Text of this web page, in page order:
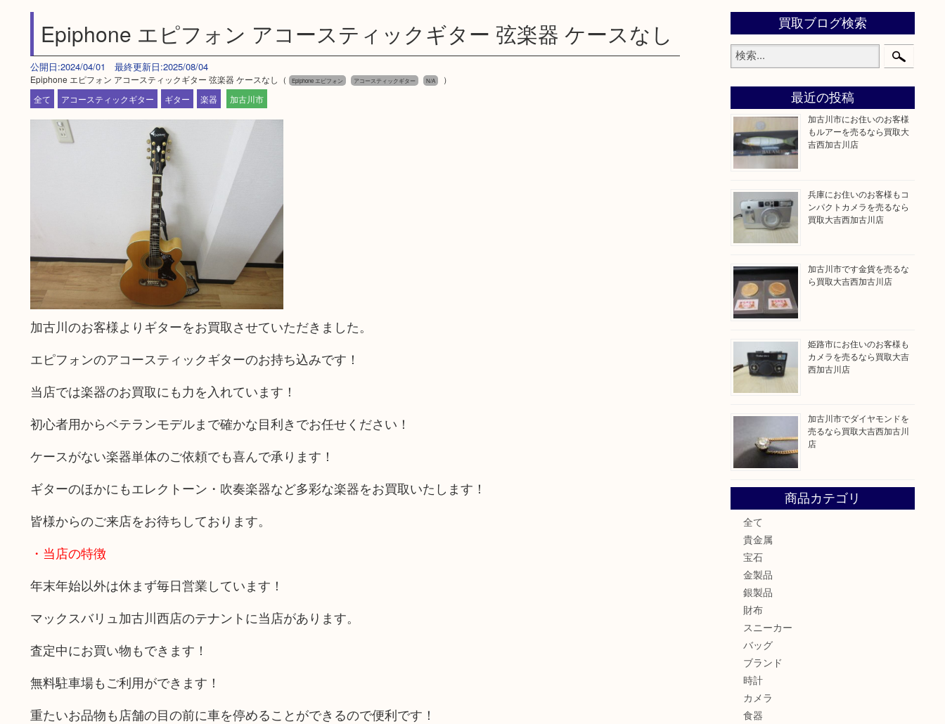
Epiphone エピフォン アコースティックギター 弦楽器 ケースなし
公開日:2024/04/01 最終更新日:2025/08/04
Epiphone エピフォン アコースティックギター 弦楽器 ケースなし（ Epiphone エピフォン アコースティックギター N/A
）
全て
アコースティックギター ギター 楽器 加古川市
加古川のお客様よりギターをお買取させていただきました。
エピフォンのアコースティックギターのお持ち込みです！
当店では楽器のお買取にも力を入れています！
初心者用からベテランモデルまで確かな目利きでお任せください！
ケースがない楽器単体のご依頼でも喜んで承ります！
ギターのほかにもエレクトーン・吹奏楽器など多彩な楽器をお買取いたします！
皆様からのご来店をお待ちしております。
・当店の特徴
年末年始以外は休まず毎日営業しています！
マックスバリュ加古川西店のテナントに当店があります。
査定中にお買い物もできます！
無料駐車場もご利用ができます！
重たいお品物も店舗の目の前に車を停めることができるので便利です！
買取ブログ検索
最近の投稿
加古川市にお住いのお客様
もルアーを売るなら買取大
吉西加古川店
兵庫にお住いのお客様もコ
ンパクトカメラを売るなら
買取大吉西加古川店
加古川市です金貨を売るな
ら買取大吉西加古川店
姫路市にお住いのお客様も
カメラを売るなら買取大吉
西加古川店
加古川市でダイヤモンドを
売るなら買取大吉西加古川
店
商品カテゴリ
全て
貴金属
宝石
金製品
銀製品
財布
スニーカー
バッグ
ブランド
時計
カメラ
食器